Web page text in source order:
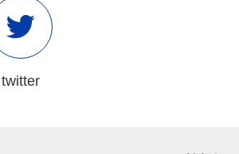
twitter